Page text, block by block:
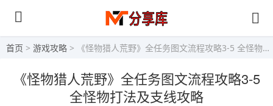
首页 > 游戏攻略 > 《怪物猎人荒野》全任务图文流程攻略3-5 全怪物打法及支线攻略
《怪物猎人荒野》全任务图文流程攻略3-5
全怪物打法及支线攻略